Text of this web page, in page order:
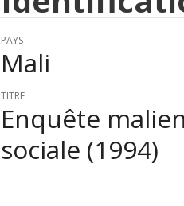
PAYS
Mali
TITRE
Enquête
sociale (1994)